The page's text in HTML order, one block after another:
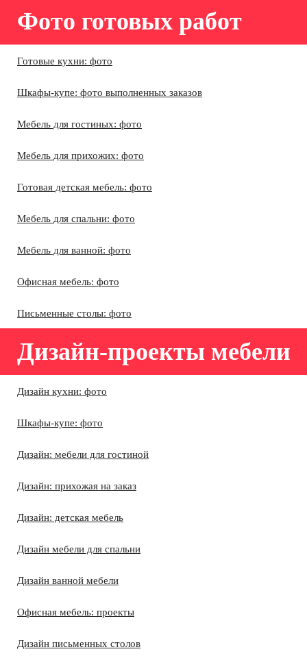
Фото готовых работ
Готовые кухни: фото
Шкафы-купе: фото выполненных заказов
Мебель для гостиных: фото
Мебель для прихожих: фото
Готовая детская мебель: фото
Мебель для спальни: фото
Мебель для ванной: фото
Офисная мебель: фото
Письменные столы: фото
Дизайн-проекты мебели
Дизайн кухни: фото
Шкафы-купе: фото
Дизайн: мебели для гостиной
Дизайн: прихожая на заказ
Дизайн: детская мебель
Дизайн мебели для спальни
Дизайн ванной мебели
Офисная мебель: проекты
Дизайн письменных столов